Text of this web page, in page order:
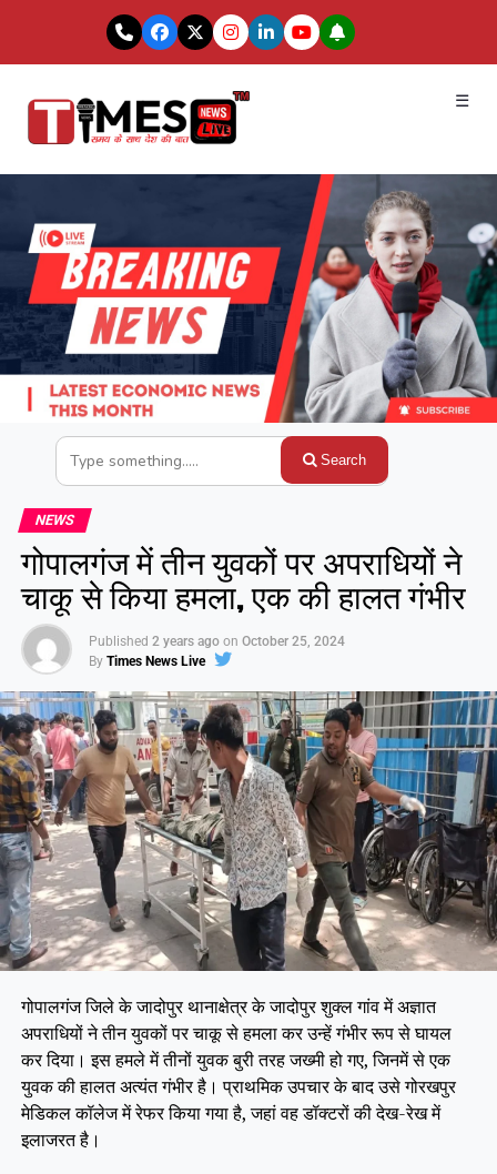
☰
Search
NEWS
गोपालगंज में तीन युवकों पर अपराधियों ने
चाकू से किया हमला, एक की हालत गंभीर
Published 2 years ago on October 25, 2024
By Times News Live
गोपालगंज जिले के जादोपुर थानाक्षेत्र के जादोपुर शुक्ल गांव में अज्ञात
अपराधियों ने तीन युवकों पर चाकू से हमला कर उन्हें गंभीर रूप से घायल
कर दिया। इस हमले में तीनों युवक बुरी तरह जख्मी हो गए, जिनमें से एक
युवक की हालत अत्यंत गंभीर है। प्राथमिक उपचार के बाद उसे गोरखपुर
मेडिकल कॉलेज में रेफर किया गया है, जहां वह डॉक्टरों की देख-रेख में
इलाजरत है।